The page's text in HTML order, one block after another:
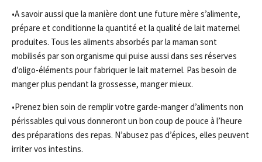
•A savoir aussi que la manière dont une future mère s’alimente,
prépare et conditionne la quantité et la qualité de lait maternel
produites. Tous les aliments absorbés par la maman sont
mobilisés par son organisme qui puise aussi dans ses réserves
d’oligo-éléments pour fabriquer le lait maternel. Pas besoin de
manger plus pendant la grossesse, manger mieux.
•Prenez bien soin de remplir votre garde-manger d’aliments non
périssables qui vous donneront un bon coup de pouce à l’heure
des préparations des repas. N’abusez pas d’épices, elles peuvent
irriter vos intestins.